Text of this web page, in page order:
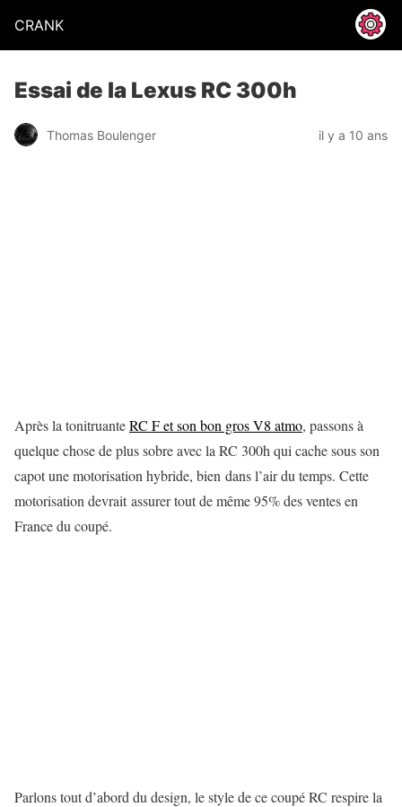
CRANK
Essai de la Lexus RC 300h
Thomas Boulenger il y a 10 ans
Après la tonitruanteRC F et son bon gros V8 atmo, passons à
quelque chose de plus sobre avec la RC 300h qui cache sous son
capot une motorisation hybride, bien dans l’air du temps. Cette
motorisation devrait assurer tout de même 95% des ventes en
France du coupé.
Parlons tout d’abord du design, le style de ce coupé RC respire la